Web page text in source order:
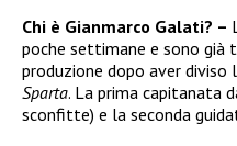
Chi è Gianmarco Galati? –
poche settimane e sono già
produzione dopo aver diviso
Sparta. La prima capitanata
sconfitte) e la seconda